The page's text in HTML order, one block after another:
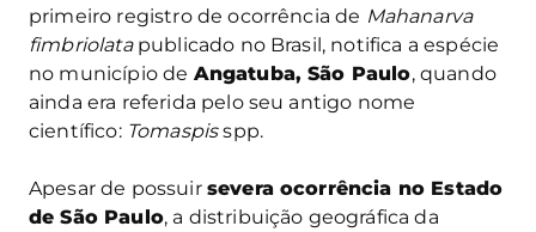
primeiro registro de ocorrência de Mahanarva
fimbriolatapublicado no Brasil, notifica a espécie
no município de Angatuba, São Paulo, quando
ainda era referida pelo seu antigo nome
científico: Tomaspisspp.
Apesar de possuir severa ocorrência no Estado
de São Paulo, a distribuição geográfica da